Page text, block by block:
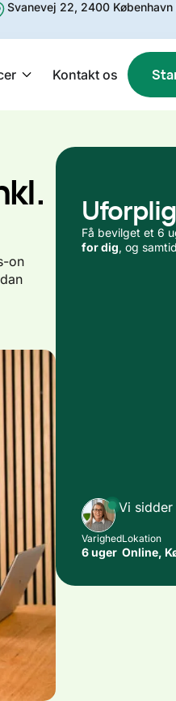
Svanevej 22, 2400 København
Kontakt os
on
Få bevilget et 6
for dig, og
Vi
Varighed
6 uger
Lokation
Online,